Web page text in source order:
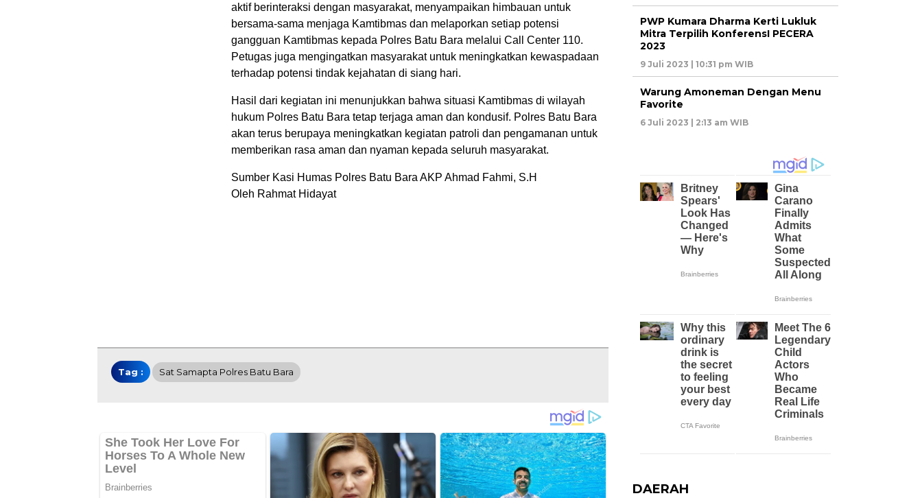
aktif berinteraksi dengan masyarakat, menyampaikan himbauan untuk
bersama-sama menjaga Kamtibmas dan melaporkan setiap potensi
gangguan Kamtibmas kepada Polres Batu Bara melalui Call Center 110.
Petugas juga mengingatkan masyarakat untuk meningkatkan kewaspadaan
terhadap potensi tindak kejahatan di siang hari.
Hasil dari kegiatan ini menunjukkan bahwa situasi Kamtibmas di wilayah
hukum Polres Batu Bara tetap terjaga aman dan kondusif. Polres Batu Bara
akan terus berupaya meningkatkan kegiatan patroli dan pengamanan untuk
memberikan rasa aman dan nyaman kepada seluruh masyarakat.
Sumber Kasi Humas Polres Batu Bara AKP Ahmad Fahmi, S.H
Oleh Rahmat Hidayat
Tag : Sat Samapta Polres Batu Bara
PWP Kumara Dharma Kerti Lukluk
Mitra Terpilih KonferensI PECERA
2023
9 Juli 2023 | 10:31 pm WIB
Warung Amoneman Dengan Menu
Favorite
6 Juli 2023 | 2:13 am WIB
DAERAH